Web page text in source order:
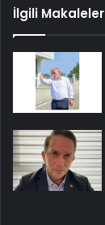
İlgili Makaleler